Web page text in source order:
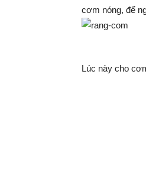
cơm nóng, để
Lúc này cho